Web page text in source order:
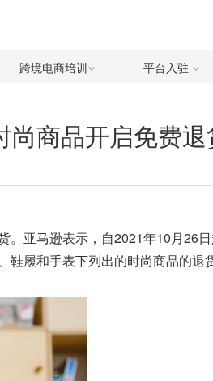
跨境电商培训 平台入驻
尚商品开启免费
亚马逊表示，自2021年10月26
履和手表下列出的时尚商品的退